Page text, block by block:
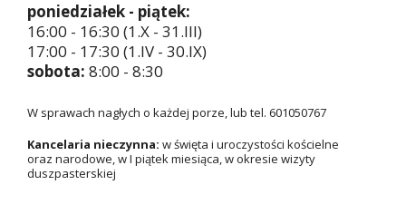
poniedziałek - piątek:
16:00 - 16:30 (1.X - 31.III)
17:00 - 17:30 (1.IV - 30.IX)
sobota: 8:00 - 8:30
W sprawach nagłych o każdej porze, lub tel. 601050767
Kancelaria nieczynna: w święta i uroczystości kościelne
oraz narodowe, w I piątek miesiąca, w okresie wizyty
duszpasterskiej